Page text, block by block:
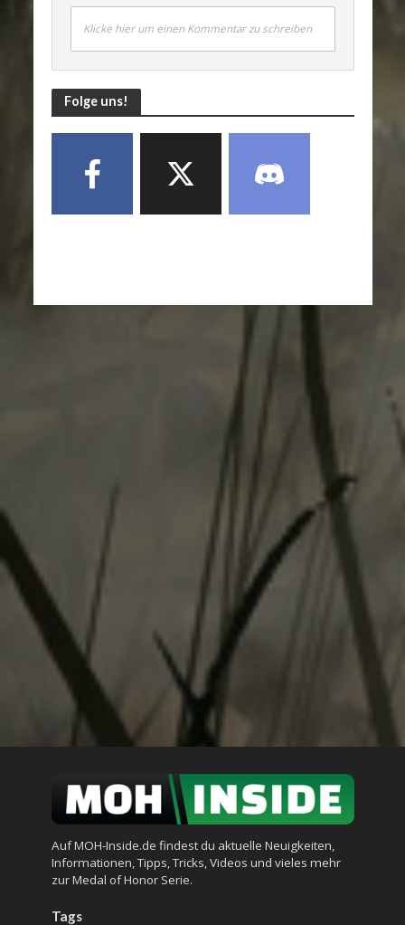
Klicke hier um einen Kommentar zu schreiben
Folge uns!
Auf MOH-Inside.de findest du aktuelle Neuigkeiten,
Informationen, Tipps, Tricks, Videos und vieles mehr
zur Medal of Honor Serie.
Tags